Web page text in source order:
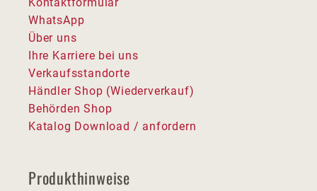
WhatsApp
Über uns
Ihre Karriere bei uns
Verkaufsstandorte
Händler Shop (Wiederverkauf)
Behörden Shop
Katalog Download / anfordern
Produkthinweise